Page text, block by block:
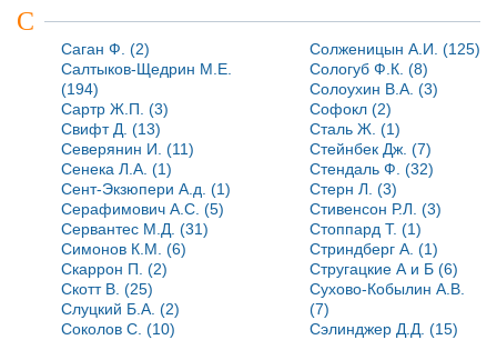
С
Саган Ф. (2)
Салтыков-Щедрин М.Е.
(194)
Сартр Ж.П. (3)
Свифт Д. (13)
Северянин И. (11)
Сенека Л.А. (1)
Сент-Экзюпери А.д. (1)
Серафимович А.С. (5)
Сервантес М.Д. (31)
Симонов К.М. (6)
Скаррон П. (2)
Скотт В. (25)
Слуцкий Б.А. (2)
Соколов С. (10)
Солженицын А.И. (125)
Сологуб Ф.К. (8)
Солоухин В.А. (3)
Софокл (2)
Сталь Ж. (1)
Стейнбек Дж. (7)
Стендаль Ф. (32)
Стерн Л. (3)
Стивенсон Р.Л. (3)
Стоппард Т. (1)
Стриндберг А. (1)
Стругацкие А и Б (6)
Сухово-Кобылин А.В.
(7)
Сэлинджер Д.Д. (15)